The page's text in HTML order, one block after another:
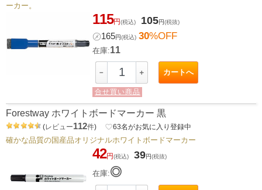
ーカー。
115円(税込) 105円(税抜)
㋱165円(税込) 30%OFF
在庫:11
－ ＋ カートへ
合せ買い商品
Forestway ホワイトボードマーカー 黒
(レビュー112件) favorite_border63名がお気に入り登録中
確かな品質の国産品オリジナルホワイトボードマーカー
42円(税込) 39円(税抜)
在庫:◎